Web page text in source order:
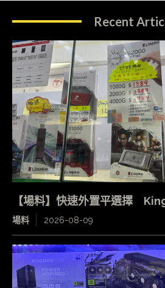
Recent
【場料】快速外置平選擇
場料 2026-08-09